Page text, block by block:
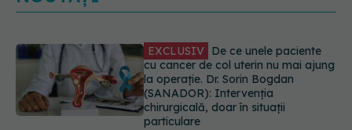
EXCLUSIV De ce unele paciente
cu cancer de col uterin nu mai ajung
la operație. Dr. Sorin Bogdan
(SANADOR): Intervenția
chirurgicală, doar în situații
particulare